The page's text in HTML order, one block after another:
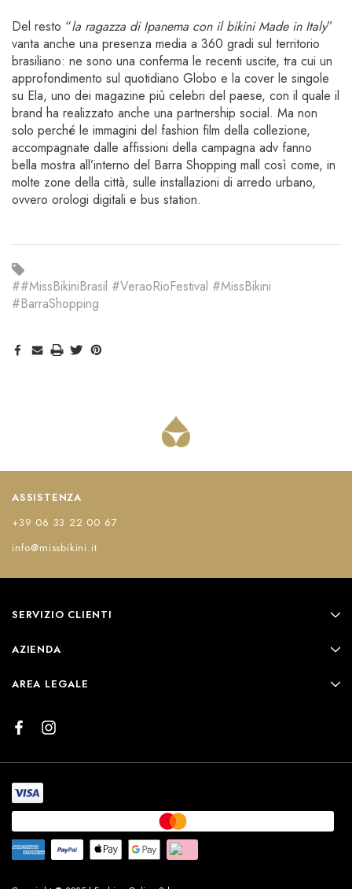
Del resto “la ragazza di Ipanema con il bikini Made in Italy”
vanta anche una presenza media a 360 gradi sul territorio
brasiliano: ne sono una conferma le recenti uscite, tra cui un
approfondimento sul quotidiano Globo e la cover le singole
su Ela, uno dei magazine più celebri del paese, con il quale il
brand ha realizzato anche una partnership social. Ma non
solo perché le immagini del fashion film della collezione,
accompagnate dalle affissioni della campagna adv fanno
bella mostra all’interno del Barra Shopping mall così come, in
molte zone della città, sulle installazioni di arredo urbano,
ovvero orologi digitali e bus station.
##MissBikiniBrasil #VeraoRioFestival #MissBikini
#BarraShopping
ASSISTENZA
+39 06 33 22 00 67
info@missbikini.it
SERVIZIO CLIENTI
AZIENDA
AREA LEGALE